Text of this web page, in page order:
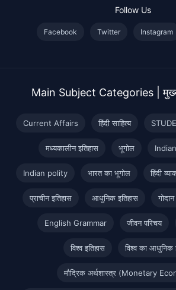
Follow Us
Facebook Twitter Instagram
Main Subject Categories | मुख्य
Current Affairs हिंदी साहित्य
मध्यकालीन इतिहास भूगोल
Indian polity भारत का भूगोल हिंदी
प्राचीन इतिहास आधुनिक इतिहास
English Grammar जीवन परिचय
विश्व इतिहास विश्व का आधुनिक
मौद्रिक अर्थशास्त्र (Monetary